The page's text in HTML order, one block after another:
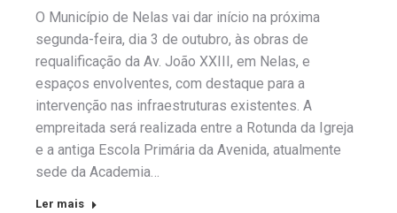
O Município de Nelas vai dar início na próxima
segunda-feira, dia 3 de outubro, às obras de
requalificação da Av. João XXIII, em Nelas, e
espaços envolventes, com destaque para a
intervenção nas infraestruturas existentes. A
empreitada será realizada entre a Rotunda da Igreja
e a antiga Escola Primária da Avenida, atualmente
sede da Academia…
Ler mais